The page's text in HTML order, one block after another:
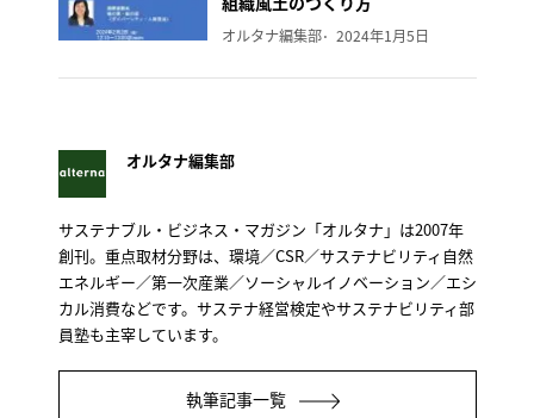
オルタナ編集部 2024年1月5日
オルタナ編集部
サステナブル・ビジネス・マガジン「オルタナ」は2007年
創刊。重点取材分野は、環境／CSR／サステナビリティ自然
エネルギー／第一次産業／ソーシャルイノベーション／エシ
カル消費などです。サステナ経営検定やサステナビリティ部
員塾も主宰しています。
執筆記事一覧